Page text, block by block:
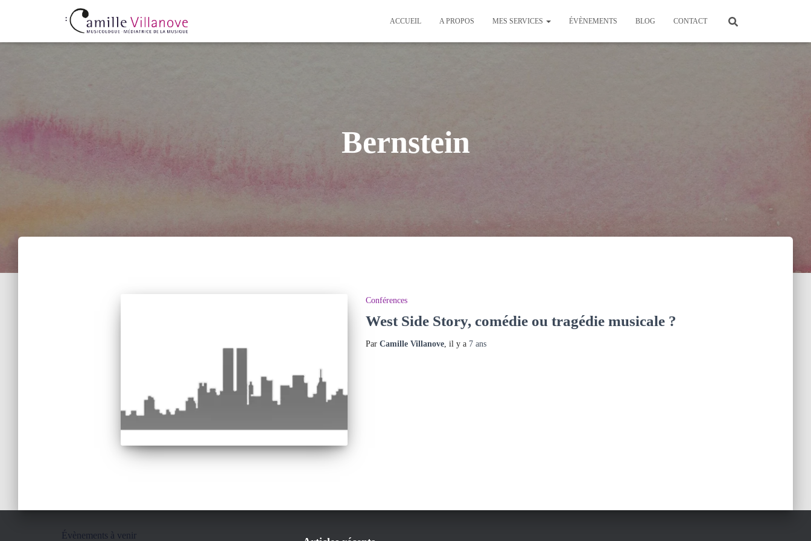
ACCUEIL A PROPOS MES SERVICES ÉVÈNEMENTS BLOG CONTACT
Bernstein
Conférences
West Side Story, comédie ou tragédie musicale ?
Par Camille Villanove, il y a 7 ans
Évènements à venir